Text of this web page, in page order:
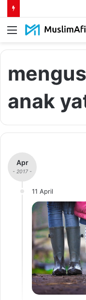
Menu
anak
Apr
- 2017 -
11 April